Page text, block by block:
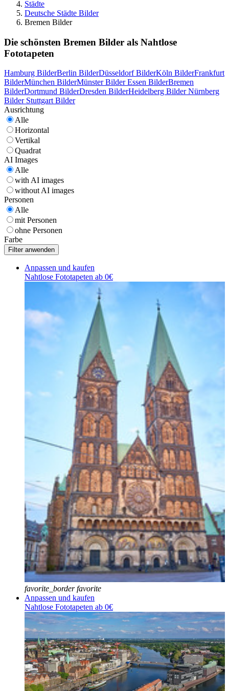
Städte
Deutsche Städte Bilder
Bremen Bilder
Die schönsten Bremen Bilder als Nahtlose
Fototapeten
Hamburg BilderBerlin BilderDüsseldorf BilderKöln BilderFrankfurt
BilderMünchen BilderMünster BilderEssen BilderBremen
BilderDortmund BilderDresden BilderHeidelberg BilderNürnberg
Bilder Stuttgart Bilder
Ausrichtung
Alle
Horizontal
Vertikal
Quadrat
AI Images
Alle
with AI images
without AI images
Personen
Alle
mit Personen
ohne Personen
Farbe
Anpassen und kaufen
Nahtlose Fototapeten ab 0€
favorite_border favorite
Anpassen und kaufen
Nahtlose Fototapeten ab 0€